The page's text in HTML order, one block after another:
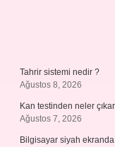
Tahrir sistemi nedir ?
Ağustos 8, 2026
Kan testinden neler
Ağustos 7, 2026
Bilgisayar siyah ekranda